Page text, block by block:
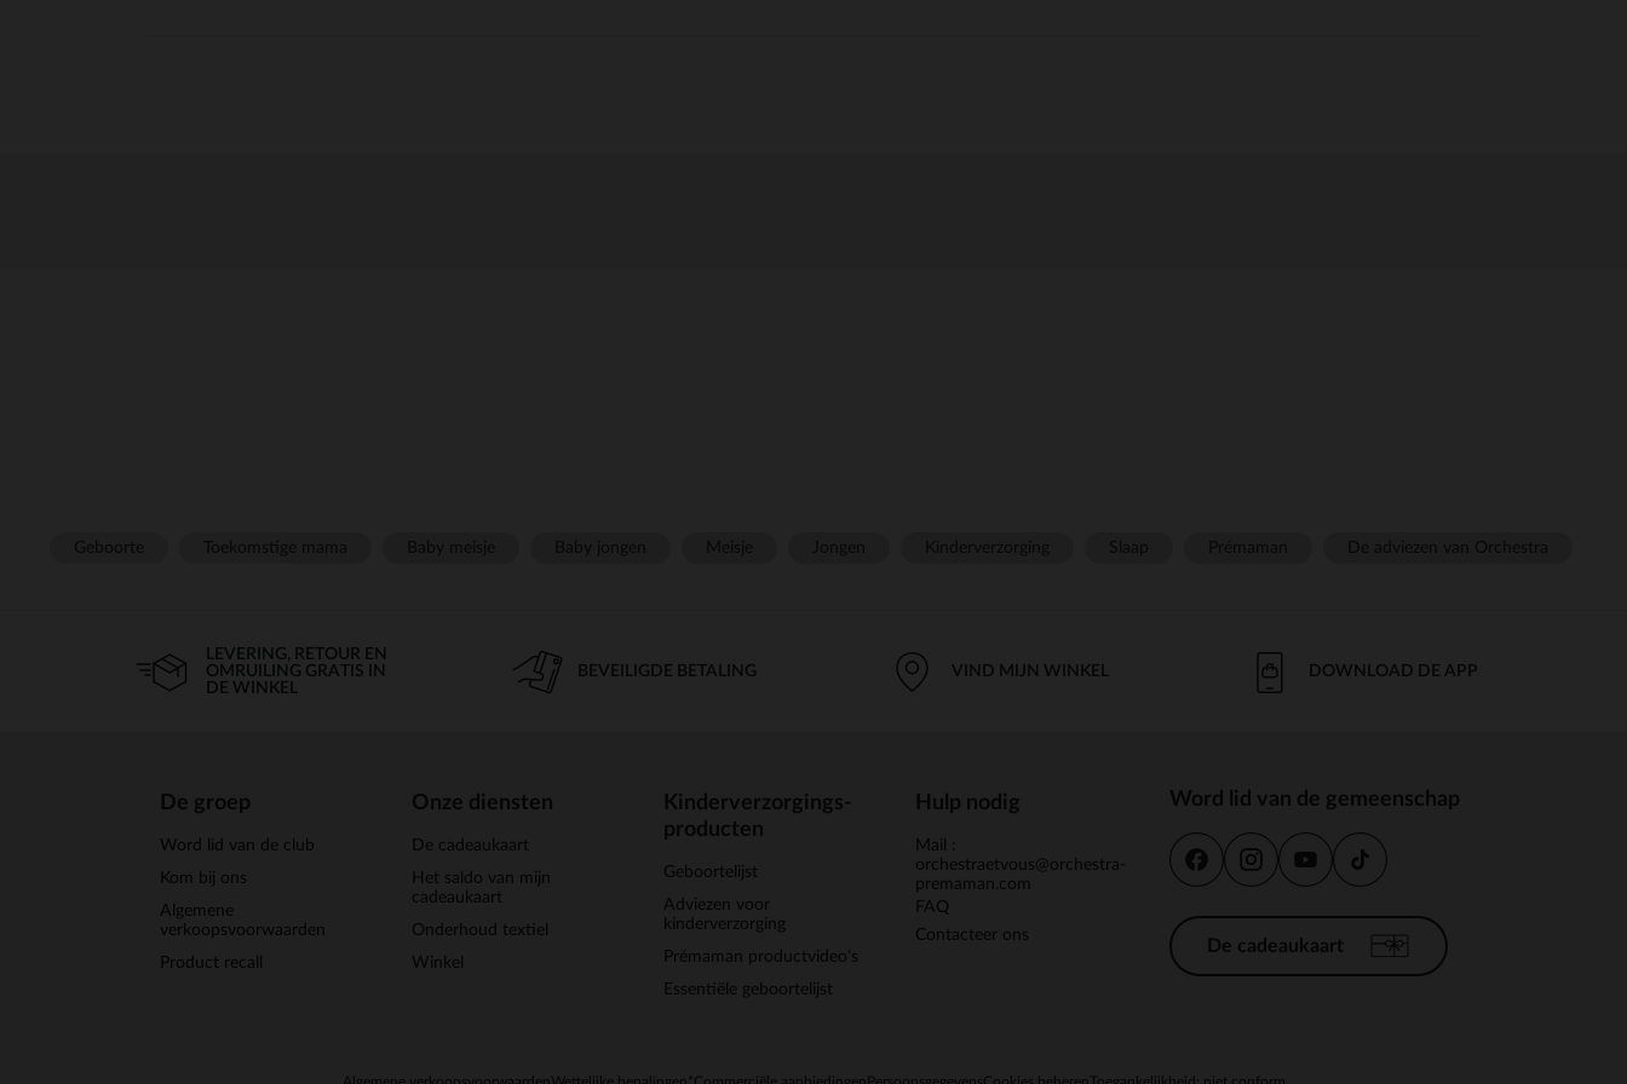
LEVERING, RETOUR EN
OMRUILING GRATIS IN
DE WINKEL
BEVEILIGDE BETALING VIND MIJN WINKEL DOWNLOAD DE APP
De groep
Word lid van de club
Kom bij ons
Algemene
verkoopsvoorwaarden
Product recall
Onze diensten
De cadeaukaart
Het saldo van mijn
cadeaukaart
Onderhoud textiel
Winkel
Kinderverzorgings-
producten
Geboortelijst
Adviezen voor
kinderverzorging
Prémaman productvideo's
Essentiële geboortelijst
Hulp nodig
Mail :
orchestraetvous@orchestra-
premaman.com
FAQ
Contacteer ons
Word lid van de gemeenschap
De cadeaukaart